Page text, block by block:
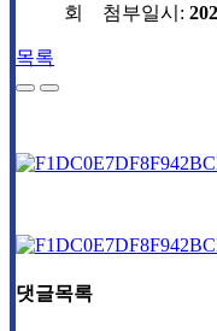
회
첨부일시:
목록
댓글목록